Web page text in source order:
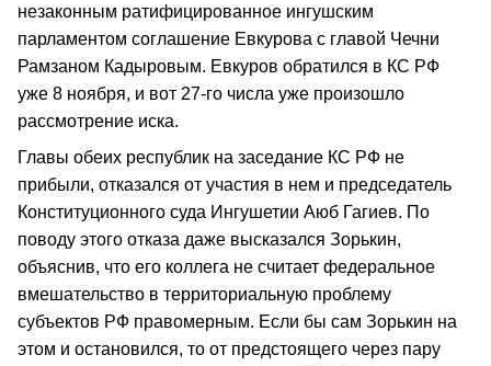
незаконным ратифицированное ингушским
парламентом соглашение Евкурова с главой Чечни
Рамзаном Кадыровым. Евкуров обратился в КС РФ
уже 8 ноября, и вот 27-го числа уже произошло
рассмотрение иска.
Главы обеих республик на заседание КС РФ не
прибыли, отказался от участия в нем и председатель
Конституционного суда Ингушетии Аюб Гагиев. По
поводу этого отказа даже высказался Зорькин,
объяснив, что его коллега не считает федеральное
вмешательство в территориальную проблему
субъектов РФ правомерным. Если бы сам Зорькин на
этом и остановился, то от предстоящего через пару